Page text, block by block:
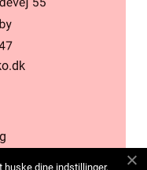
huske dine indstillinger,